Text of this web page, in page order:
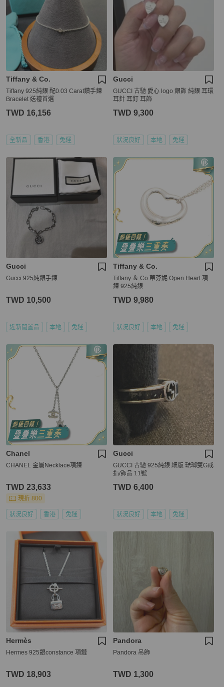
Tiffany & Co.
Tiffany 925純銀 配0.03 Carat鑽手鍊
Bracelet 送禮首選
TWD 16,156
全新品 香港 免運
Gucci
GUCCI 古馳 愛心 logo 銀飾 純銀 耳環
耳針 耳釘 耳飾
TWD 9,300
狀況良好 本地 免運
Gucci
Gucci 925純銀手鍊
TWD 10,500
近新閒置品 本地 免運
Tiffany & Co.
Tiffany ＆ Co 蒂芬妮 Open Heart 項
鍊 925純銀
TWD 9,980
狀況良好 本地 免運
Chanel
CHANEL 金屬Necklace項鍊
TWD 23,633
現折 800
狀況良好 香港 免運
Gucci
GUCCI 古馳 925純銀 細版 琺瑯雙G戒
指/飾品 11號
TWD 6,400
狀況良好 本地 免運
Hermès
Hermes 925銀constance 項鏈
TWD 18,903
Pandora
Pandora 吊飾
TWD 1,300